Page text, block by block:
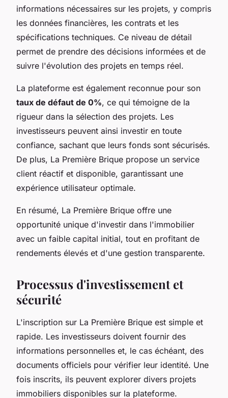
informations nécessaires sur les projets, y compris
les données financières, les contrats et les
spécifications techniques. Ce niveau de détail
permet de prendre des décisions informées et de
suivre l'évolution des projets en temps réel.
La plateforme est également reconnue pour son
taux de défaut de 0%, ce qui témoigne de la
rigueur dans la sélection des projets. Les
investisseurs peuvent ainsi investir en toute
confiance, sachant que leurs fonds sont sécurisés.
De plus, La Première Brique propose un service
client réactif et disponible, garantissant une
expérience utilisateur optimale.
En résumé, La Première Brique offre une
opportunité unique d'investir dans l'immobilier
avec un faible capital initial, tout en profitant de
rendements élevés et d'une gestion transparente.
Processus d'investissement et
sécurité
L'inscription sur La Première Brique est simple et
rapide. Les investisseurs doivent fournir des
informations personnelles et, le cas échéant, des
documents officiels pour vérifier leur identité. Une
fois inscrits, ils peuvent explorer divers projets
immobiliers disponibles sur la plateforme.